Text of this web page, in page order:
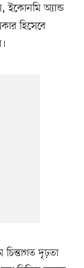
ইকোনমি অ্যান্ড
হিসেবে
চিন্তাগত দৃঢ়তা